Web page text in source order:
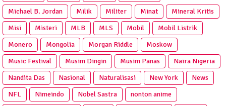
Michael B. Jordan
Milik Militer Minat
Mineral Kritis
Misi
Misteri MLB MLS Mobil
Mobil Listrik
Monero
Mongolia Morgan Riddle
Moskow
Music Festival
Musim Dingin Musim Panas
Naira Nigeria
Nandita Das
Nasional Naturalisasi New York
News
NFL
Nimeindo Nobel Sastra
nonton anime